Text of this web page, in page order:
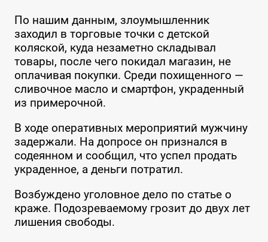
По нашим данным, злоумышленник
заходил в торговые точки с детской
коляской, куда незаметно складывал
товары, после чего покидал магазин, не
оплачивая покупки. Среди похищенного —
сливочное масло и смартфон, украденный
из примерочной.
В ходе оперативных мероприятий мужчину
задержали. На допросе он признался в
содеянном и сообщил, что успел продать
украденное, а деньги потратил.
Возбуждено уголовное дело по статье о
краже. Подозреваемому грозит до двух лет
лишения свободы.